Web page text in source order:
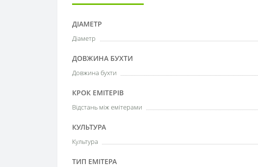
ДІАМЕТР
Діаметр
ДОВЖИНА БУХТИ
Довжина бухти
КРОК ЕМІТЕРІВ
Відстань між емітерами
КУЛЬТУРА
Культура
ТИП ЕМІТЕРА